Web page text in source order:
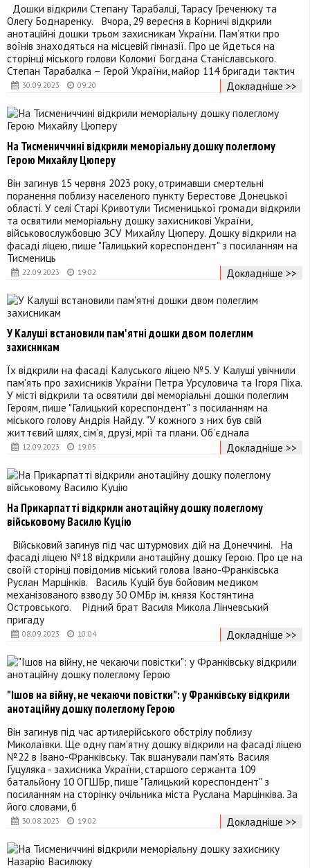
30.09.2023 09:20
Дошки відкрили Степану Тарабалці, Тарасу Греченюку та
Олегу Боднаренку. Вчора, 29 вересня в Корничі відкрили
анотаційні дошки трьом захисникам України. Пам’ятки про
воїнів знаходяться на місцевій гімназії. Про це йдеться на
сторінці міського голови Коломиї Богдана Станіславського.
Степан Тарабалка – Герой України, майор 114 бригади тактич
Докладніше >>
22.09.2023 19:02
На Тисмениччині відкрили меморіальну дошку полеглому
Герою Михайлу Цюперу
Він загинув 15 червня 2023 року, отримавши смертельні
поранення поблизу населеного пункту Берестове Донецької
області. У селі Старі Кривотули Тисменицької громади відкрили
та освятили меморіальну дошку захисникові України,
військовослужбовцю ЗСУ Михайлу Цюперу. Дошку відкрили на
фасаді ліцею, пише "Галицький кореспондент" з посиланням на
Тисмениць
Докладніше >>
12.09.2023 19:05
У Калуші встановили пам'ятні дошки двом полеглим
захисникам
Їх відкрили на фасаді Калуського ліцею №5. У Калуші увічнили
пам'ять про захисників України Петра Урсуловича та Ігоря Піха.
У місті відкрили та освятили дві меморіальні дошки полеглим
Героям, пише "Галицький кореспондент" з посиланням на
міського голову Андрія Найду. "У кожного з них був свій
життєвий шлях, сім’я, друзі, мрії та плани. Об’єднала
Докладніше >>
08.09.2023 10:04
На Прикарпатті відкрили анотаційну дошку полеглому
військовому Василю Куцію
Військовий загинув під час штурмових дій на Донеччині. На
фасаді ліцею №18 відкрили анотаційну дошку Герою. Про це на
своїй сторінці повідомив міський голова Івано-Франківська
Руслан Марцінків. Василь Куцій був бойовим медиком
механізованого взводу 30 ОМБр ім. князя Костянтина
Островського. Рідний брат Василя Микола Лінчевський
пригаду
Докладніше >>
30.08.2023 19:02
"Ішов на війну, не чекаючи повістки": у Франківську відкрили
анотаційну дошку полеглому Герою
Він загинув під час артилерійського обстрілу поблизу
Миколаївки. Ще одну пам'ятну дошку відкрили на фасаді ліцею
№22 в Івано-Франківську. Так вшанували пам'ять Василя
Гуцуляка - захисника України, старшого сержанта 109
батальйону 10 ОГШБр, пише "Галицький кореспондент" з
посиланням на сторінку очільника міста Руслана Марцінківа. За
його словами, б
Докладніше >>